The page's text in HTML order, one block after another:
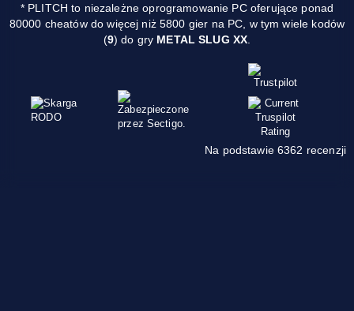
* PLITCH to niezależne oprogramowanie PC oferujące ponad
80000 cheatów do więcej niż 5800 gier na PC, w tym wiele kodów
(9) do gry METAL SLUG XX
Na podstawie 6362 recenzji